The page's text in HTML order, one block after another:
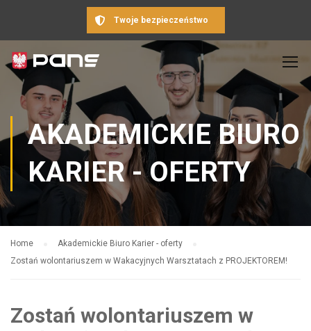
Twoje bezpieczeństwo
AKADEMICKIE BIURO
KARIER - OFERTY
Home
Akademickie Biuro Karier - oferty
Zostań wolontariuszem w Wakacyjnych Warsztatach z PROJEKTOREM!
Zostań wolontariuszem w